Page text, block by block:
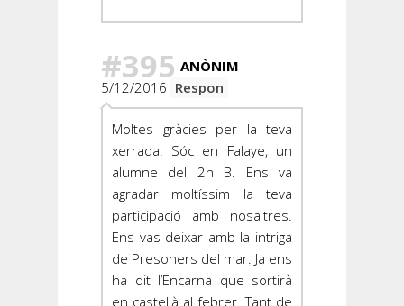
#395 ANÒNIM
5/12/2016 Respon
Moltes gràcies per la teva
xerrada! Sóc en Falaye, un
alumne del 2n B. Ens va
agradar moltíssim la teva
participació amb nosaltres.
Ens vas deixar amb la intriga
de Presoners del mar. Ja ens
ha dit l’Encarna que sortirà
en castellà al febrer. Tant de